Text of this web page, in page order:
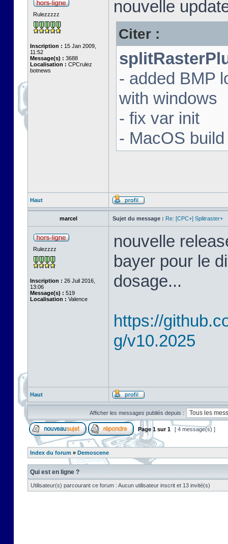
Rulezzzzz
Inscription : 15 Jan 2009,
11:52
Message(s) : 3688
Localisation : CPCrulez
botnews
nouvelle
Citer :
- added BMP
with windows
- fix var init
- MacOS
Haut
marcel Sujet du message : Re: [CPC+] Splitraster+
Rulezzzz
Inscription : 26 Juil 2016,
13:06
Message(s) : 519
Localisation : Valence
nouvelle
bayer pour le
dosage...
https://
g/v10.2025
Haut
Afficher les messages publiés depuis :
Page 1 sur1 [ 4 message(s) ]
Index du forum » Demoscene
Qui est en ligne ?
Utilisateur(s) parcourant ce forum : Aucun utilisateur inscrit et 13 invité(s)